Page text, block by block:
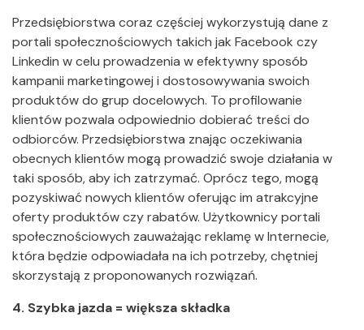
Przedsiębiorstwa coraz częściej wykorzystują dane z
portali społecznościowych takich jak Facebook czy
Linkedin w celu prowadzenia w efektywny sposób
kampanii marketingowej i dostosowywania swoich
produktów do grup docelowych. To profilowanie
klientów pozwala odpowiednio dobierać treści do
odbiorców. Przedsiębiorstwa znając oczekiwania
obecnych klientów mogą prowadzić swoje działania w
taki sposób, aby ich zatrzymać. Oprócz tego, mogą
pozyskiwać nowych klientów oferując im atrakcyjne
oferty produktów czy rabatów. Użytkownicy portali
społecznościowych zauważając reklamę w Internecie,
która będzie odpowiadała na ich potrzeby, chętniej
skorzystają z proponowanych rozwiązań.
4. Szybka jazda = większa składka